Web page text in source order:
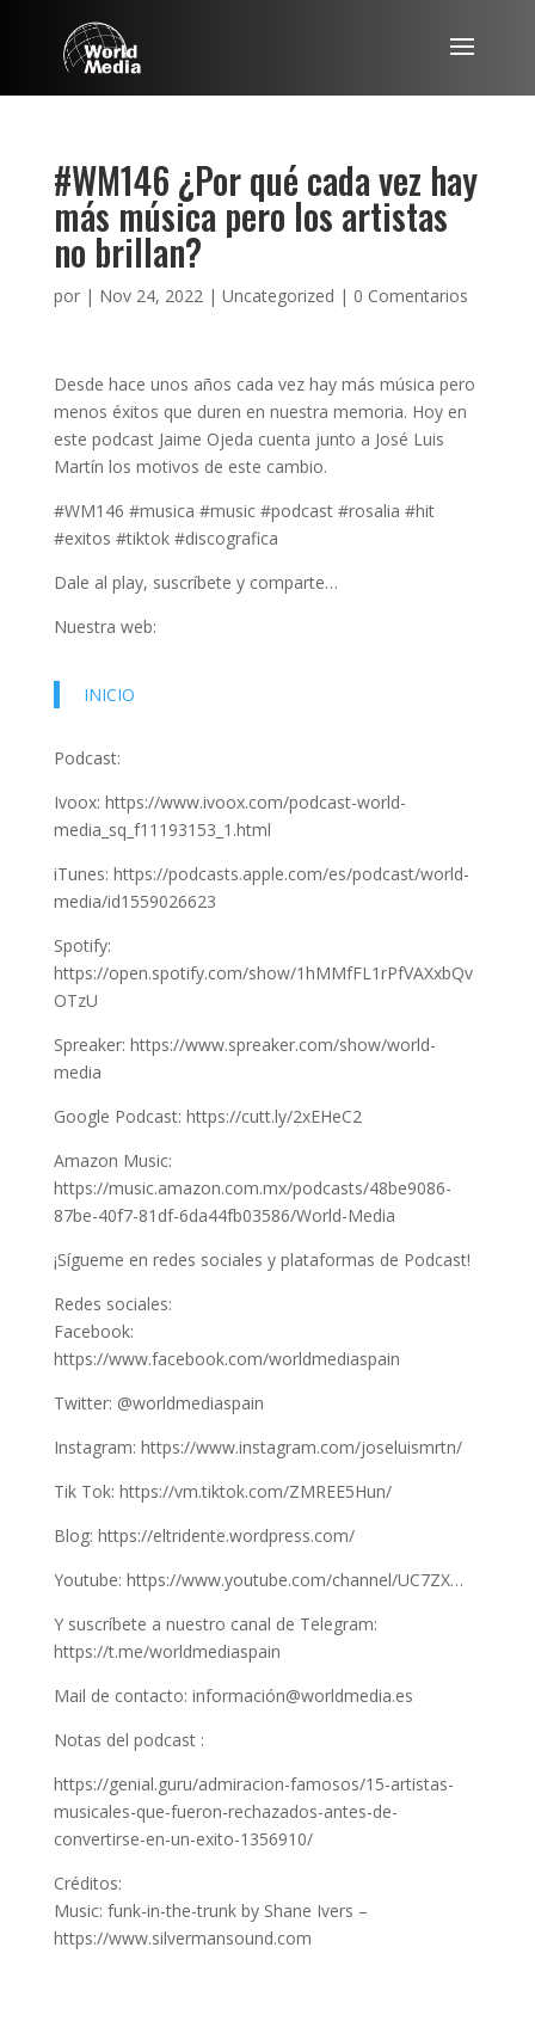
#WM146 ¿Por qué cada vez hay
más música pero los artistas
no brillan?
por | Nov 24, 2022| Uncategorized | 0 Comentarios
Desde hace unos años cada vez hay más música pero
menos éxitos que duren en nuestra memoria. Hoy en
este podcast Jaime Ojeda cuenta junto a José Luis
Martín los motivos de este cambio.
#WM146 #musica #music #podcast #rosalia #hit
#exitos #tiktok #discografica
Dale al play, suscríbete y comparte…
Nuestra web:
INICIO
Podcast:
Ivoox: https://www.ivoox.com/podcast-world-
media_sq_f11193153_1.html
iTunes: https://podcasts.apple.com/es/podcast/world-
media/id1559026623
Spotify:
https://open.spotify.com/show/1hMMfFL1rPfVAXxbQv
OTzU
Spreaker: https://www.spreaker.com/show/world-
media
Google Podcast: https://cutt.ly/2xEHeC2
Amazon Music:
https://music.amazon.com.mx/podcasts/48be9086-
87be-40f7-81df-6da44fb03586/World-Media
¡Sígueme en redes sociales y plataformas de Podcast!
Redes sociales:
Facebook:
https://www.facebook.com/worldmediaspain
Twitter: @worldmediaspain
Instagram: https://www.instagram.com/joseluismrtn/
Tik Tok: https://vm.tiktok.com/ZMREE5Hun/
Blog: https://eltridente.wordpress.com/
Youtube: https://www.youtube.com/channel/UC7ZX…
Y suscríbete a nuestro canal de Telegram:
https://t.me/worldmediaspain
Mail de contacto: información@worldmedia.es
Notas del podcast :
https://genial.guru/admiracion-famosos/15-artistas-
musicales-que-fueron-rechazados-antes-de-
convertirse-en-un-exito-1356910/
Créditos:
Music: funk-in-the-trunk by Shane Ivers –
https://www.silvermansound.com